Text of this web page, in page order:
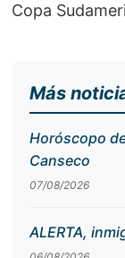
Copa
Más
Horóscopo
Canseco
07/08/2026
ALERTA,